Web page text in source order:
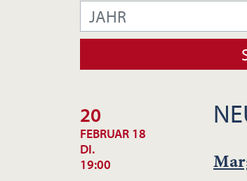
20
FEBRUAR 18
DI.
19:00